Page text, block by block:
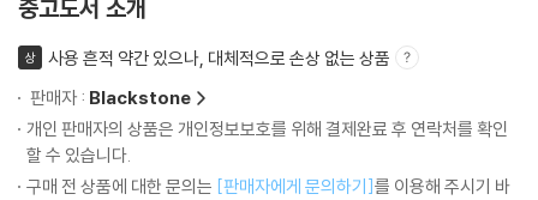
중고도서 소개
상
사용 흔적 약간 있으나, 대체적으로 손상 없는 상품
판매자 : Blackstone
개인 판매자의 상품은 개인정보보호를 위해 결제완료 후 연락처를 확인
할 수 있습니다.
구매 전 상품에 대한 문의는 [판매자에게 문의하기]를 이용해 주시기 바